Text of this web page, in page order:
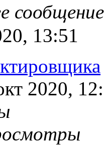
13:51
2020,